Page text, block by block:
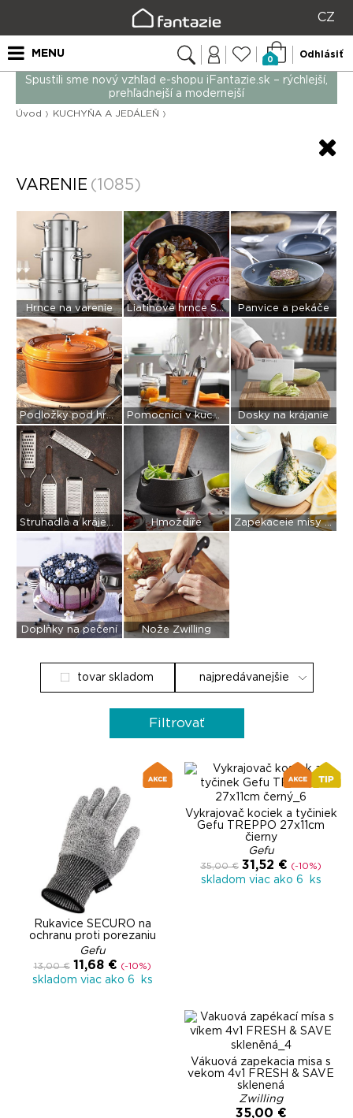
CZ
MENU
0
Odhlásiť
Spustili sme nový vzhľad e-shopu iFantazie.sk – rýchlejší,
prehľadnejší a modernejší
Úvod KUCHYŇA A JEDÁLEŇ
VARENIE (1085)
Hrnce na varenie Liatinové hrnce Staub Panvice a pekáče
Podložky pod hrnce Pomocníci v kuchyni Dosky na krájanie
Struhadla a kráječe zeleniny Hmoždíře Zapekaceie misy a misky
Doplňky na pečení Nože Zwilling
tovar skladom
Filtrovať
Rukavice SECURO na
ochranu proti porezaniu
Gefu
13,00 € 11,68 € (-10%)
skladom viac ako 6 ks
Vykrajovač kociek a tyčiniek
Gefu TREPPO 27x11cm
čierny
Gefu
35,00 € 31,52 € (-10%)
skladom viac ako 6 ks
Vákuová zapekacia misa s
vekom 4v1 FRESH & SAVE
sklenená
Zwilling
35,00 €